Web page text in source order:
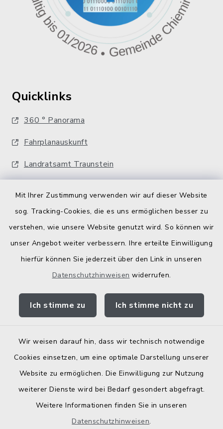
Mit Ihrer Zustimmung verwenden wir auf dieser Website
sog. Tracking-Cookies, die es uns ermöglichen besser zu
verstehen, wie unsere Website genutzt wird. So können wir
unser Angebot weiter verbessern. Ihre erteilte Einwilligung
hierfür können Sie jederzeit über den Link in unseren
Datenschutzhinweisen widerrufen.
Ich stimme zu Ich stimme nicht zu
Wir weisen darauf hin, dass wir technisch notwendige
Cookies einsetzen, um eine optimale Darstellung unserer
Website zu ermöglichen. Die Einwilligung zur Nutzung
weiterer Dienste wird bei Bedarf gesondert abgefragt.
Weitere Informationen finden Sie in unseren
Datenschutzhinweisen.
Quicklinks
360 ° Panorama
Fahrplanauskunft
Landratsamt Traunstein
Bodenrichtwerte
Kontakt
Barrierefreiheit
Elektronische Zugangseröffnung
Impressum
Sitemap